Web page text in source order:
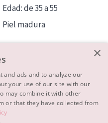
Edad: de 35 a 55
Piel madura
×
and ads and to analyze our
your use of our site with our
may combine it with other
or that they have collected from